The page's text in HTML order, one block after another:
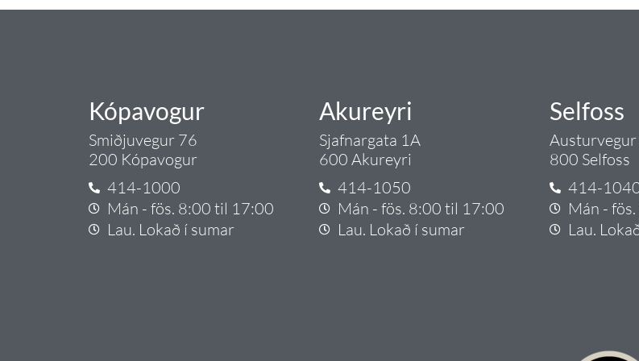
Kópavogur
Smiðjuvegur 76
200 Kópavogur
414-1000
Mán - fös. 8:00 til 17:00
Lau. Lokað í sumar
Akureyri
Sjafnargata 1A
600 Akureyri
414-1050
Mán - fös. 8:00 til 17:00
Lau. Lokað í sumar
Selfoss
800 Selfoss
414-
Mán -
Lau.